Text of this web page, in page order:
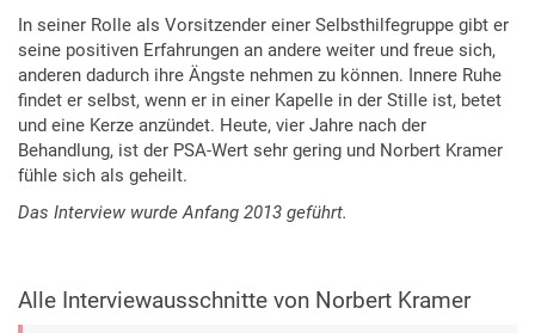
In seiner Rolle als Vorsitzender einer Selbsthilfegruppe gibt er
seine positiven Erfahrungen an andere weiter und freue sich,
anderen dadurch ihre Ängste nehmen zu können. Innere Ruhe
findet er selbst, wenn er in einer Kapelle in der Stille ist, betet
und eine Kerze anzündet. Heute, vier Jahre nach der
Behandlung, ist der PSA-Wert sehr gering und Norbert Kramer
fühle sich als geheilt.
Das Interview wurde Anfang 2013 geführt.
Alle Interviewausschnitte von Norbert Kramer